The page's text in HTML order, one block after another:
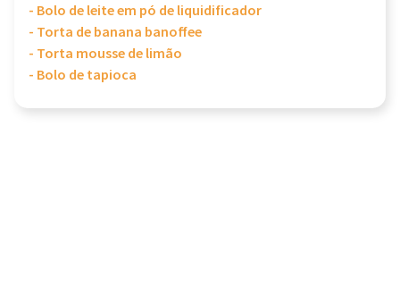
- Bolo de leite em pó de liquidificador
- Torta de banana banoffee
- Torta mousse de limão
- Bolo de tapioca